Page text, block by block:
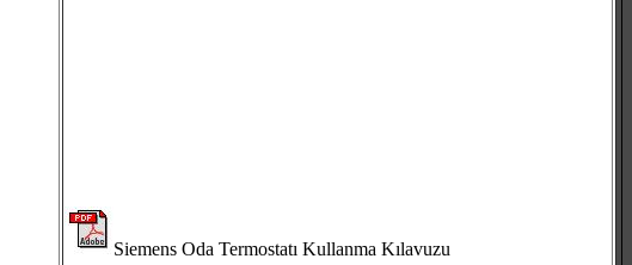
Siemens Oda Termostatı Kullanma Kılavuzu